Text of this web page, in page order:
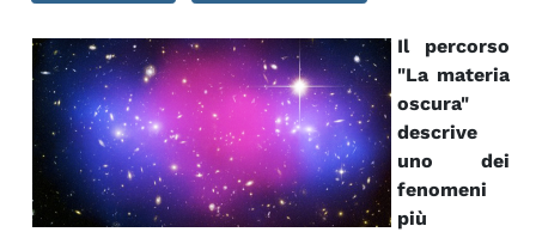
Il percorso
"La materia
oscura"
descrive
uno dei
fenomeni
più